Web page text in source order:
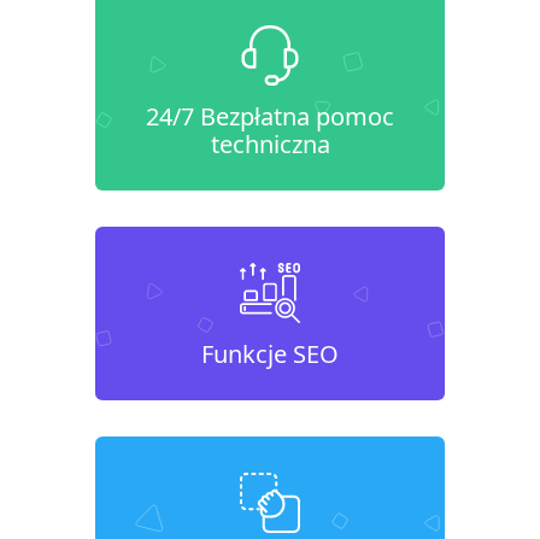
24/7 Bezpłatna pomoc
techniczna
Funkcje SEO